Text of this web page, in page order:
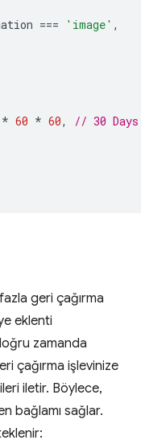
=== 'image' ,
* 60 * 60,
// 30 Days
geri çağırma
eklenti
zamanda
çağırma işlevinize
iletir. Böylece,
bağlamı sağlar.